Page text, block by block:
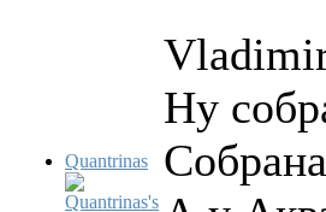
Quantrinas
Ну